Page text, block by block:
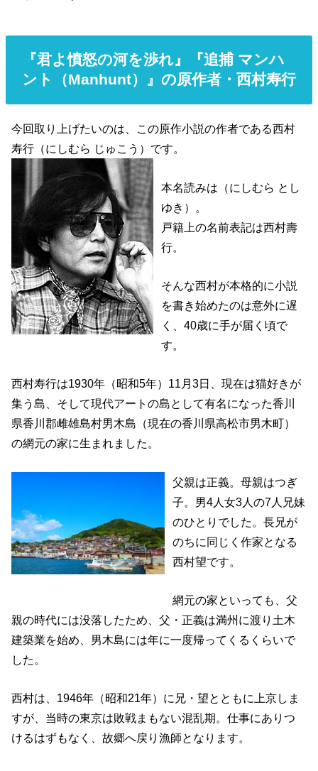
『君よ憤怒の河を渉れ』『追捕 マンハ
ント（Manhunt）』の原作者・西村寿行
今回取り上げたいのは、この原作小説の作者である西村
寿行（にしむら じゅこう）です。
本名読みは（にしむら とし
ゆき）。
戸籍上の名前表記は西村壽
行。
そんな西村が本格的に小説
を書き始めたのは意外に遅
く、40歳に手が届く頃で
す。
西村寿行は1930年（昭和5年）11月3日、現在は猫好きが
集う島、そして現代アートの島として有名になった香川
県香川郡雌雄島村男木島（現在の香川県高松市男木町）
の網元の家に生まれました。
父親は正義。母親はつぎ
子。男4人女3人の7人兄妹
のひとりでした。長兄が
のちに同じく作家となる
西村望です。
網元の家といっても、父
親の時代には没落したため、父・正義は満州に渡り土木
建築業を始め、男木島には年に一度帰ってくるくらいで
した。
西村は、1946年（昭和21年）に兄・望とともに上京しま
すが、当時の東京は敗戦まもない混乱期。仕事にありつ
けるはずもなく、故郷へ戻り漁師となります。